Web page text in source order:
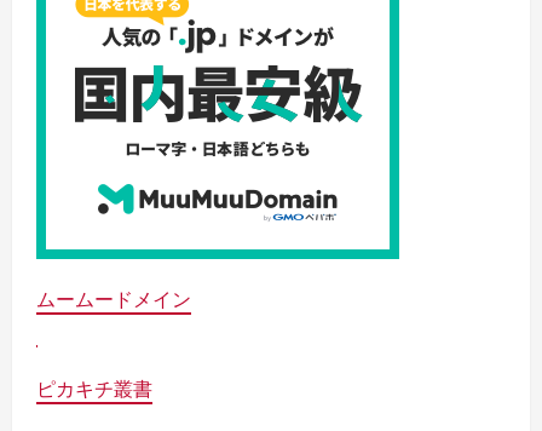
ムームードメイン
ピカキチ叢書